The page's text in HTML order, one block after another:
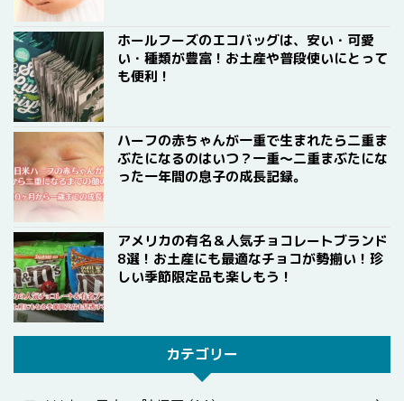
ホールフーズのエコバッグは、安い・可愛
い・種類が豊富！お土産や普段使いにとって
も便利！
ハーフの赤ちゃんが一重で生まれたら二重ま
ぶたになるのはいつ？一重〜二重まぶたにな
った一年間の息子の成長記録。
アメリカの有名＆人気チョコレートブランド
8選！お土産にも最適なチョコが勢揃い！珍
しい季節限定品も楽しもう！
カテゴリー